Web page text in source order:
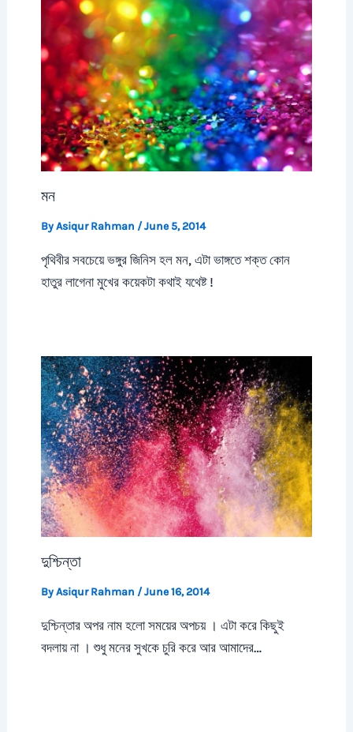
মন
ByAsiqur Rahman /June 5, 2014
পৃথিবীর সবচেয়ে ভঙ্গুর জিনিস হল মন, এটা ভাঙ্গতে শক্ত কোন
হাতুর লাগেনা মুখের কয়েকটা কথাই যথেষ্ট !
দুশ্চিন্তা
ByAsiqur Rahman /June 16, 2014
দুশ্চিন্তার অপর নাম হলো সময়ের অপচয় । এটা করে কিছুই
বদলায় না । শুধু মনের সুখকে চুরি করে আর আমাদের…